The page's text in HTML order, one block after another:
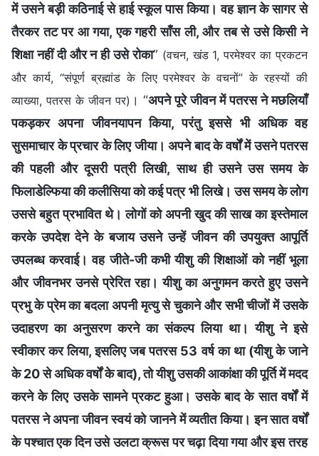
में उसने बड़ी कठिनाई से हाई स्कूल पास किया। वह ज्ञान के सागर से
तैरकर तट पर आ गया, एक गहरी साँस ली, और तब से उसे किसी ने
शिक्षा नहीं दी और न ही उसे रोका” (वचन, खंड 1, परमेश्वर का प्रकटन
और कार्य, “संपूर्ण ब्रह्मांड के लिए परमेश्वर के वचनों” के रहस्यों की
व्याख्या, पतरस के जीवन पर) । “अपने पूरे जीवन में पतरस ने मछलियाँ
पकड़कर अपना जीवनयापन किया, परंतु इससे भी अधिक वह
सुसमाचार के प्रचार के लिए जीया। अपने बाद के वर्षों में उसने पतरस
की पहली और दूसरी पत्री लिखी, साथ ही उसने उस समय के
फिलाडेल्फिया की कलीसिया को कई पत्र भी लिखे। उस समय के लोग
उससे बहुत प्रभावित थे। लोगों को अपनी खुद की साख का इस्तेमाल
करके उपदेश देने के बजाय उसने उन्हें जीवन की उपयुक्त आपूर्ति
उपलब्ध करवाई। वह जीते-जी कभी यीशु की शिक्षाओं को नहीं भूला
और जीवनभर उनसे प्रेरित रहा। यीशु का अनुगमन करते हुए उसने
प्रभु के प्रेम का बदला अपनी मृत्यु से चुकाने और सभी चीजों में उसके
उदाहरण का अनुसरण करने का संकल्प लिया था। यीशु ने इसे
स्वीकार कर लिया, इसलिए जब पतरस 53 वर्ष का था (यीशु के जाने
के 20 से अधिक वर्षों के बाद), तो यीशु उसकी आकांक्षा की पूर्ति में मदद
करने के लिए उसके सामने प्रकट हुआ। उसके बाद के सात वर्षों में
पतरस ने अपना जीवन स्वयं को जानने में व्यतीत किया। इन सात वर्षों
के पश्चात एक दिन उसे उलटा क्रूस पर चढ़ा दिया गया और इस तरह